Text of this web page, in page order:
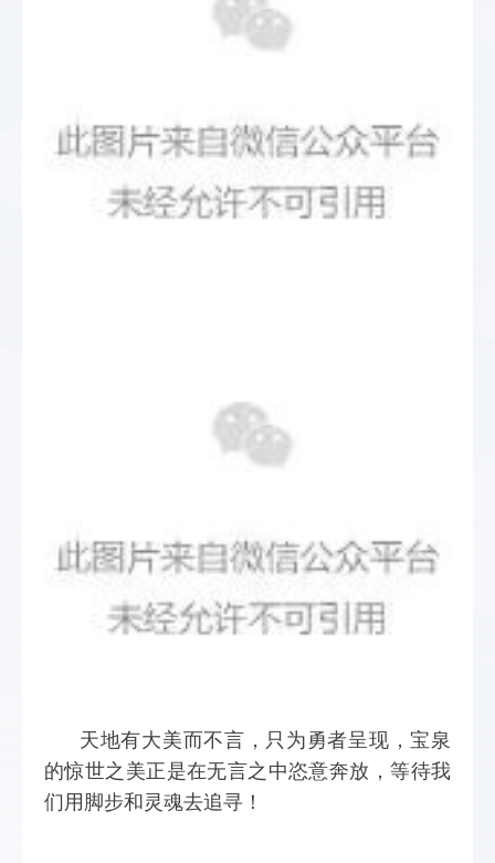
天地有大美而不言，只为勇者呈现，宝泉
的惊世之美正是在无言之中恣意奔放，等待我
们用脚步和灵魂去追寻！